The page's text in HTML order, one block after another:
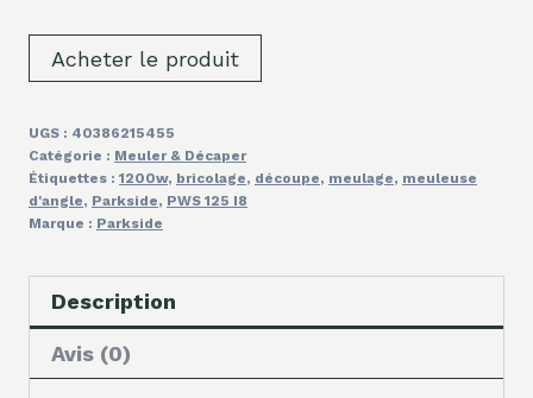
Acheter le produit
UGS : 40386215455
Catégorie : Meuler & Décaper
Étiquettes : 1200w, bricolage, découpe, meulage, meuleuse
d'angle, Parkside, PWS 125 I8
Marque : Parkside
Description
Avis (0)